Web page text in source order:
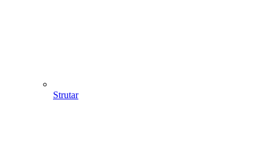
Strutar